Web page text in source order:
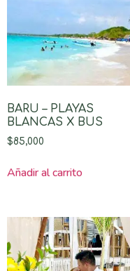
BARU – PLAYAS
BLANCAS X BUS
$85,000
Añadir al carrito